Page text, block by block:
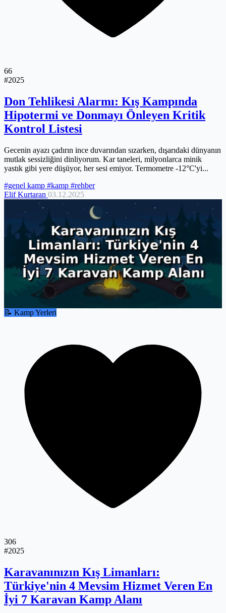
66
#2025
Don Tehlikesi Alarmı: Kış Kampında
Hipotermi ve Donmayı Önleyen Kritik
Kontrol Listesi
Gecenin ayazı çadırın ince duvarından sızarken, dışarıdaki dünyanın
mutlak sessizliğini dinliyorum. Kar taneleri, milyonlarca minik
yastık gibi yere düşüyor, her sesi emiyor. Termometre -12°C'yi...
#genel kamp #kamp #rehber
Elif Kurtaran 03.12.2025
📝 Kamp Yerleri
306
#2025
Karavanınızın Kış Limanları:
Türkiye'nin 4 Mevsim Hizmet Veren En
İyi 7 Karavan Kamp Alanı